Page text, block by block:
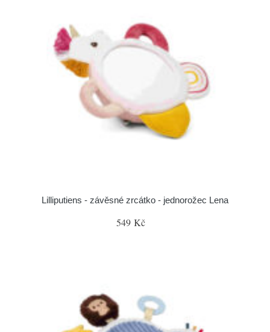
Lilliputiens - závěsné zrcátko - jednorožec Lena
549 Kč